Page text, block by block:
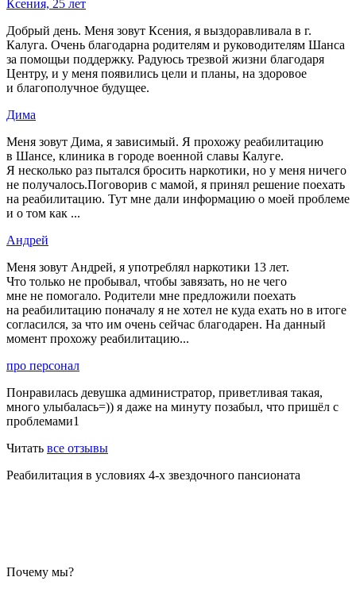
Ксения, 25 лет
Добрый день. Меня зовут Ксения, я выздоравливала в г.
Калуга. Очень благодарна родителям и руководителям Шанса
за помощьи поддержку. Радуюсь трезвой жизни благодаря
Центру, и у меня появились цели и планы, на здоровое
и благополучное будущее.
Дима
Меня зовут Дима, я зависимый. Я прохожу реабилитацию
в Шансе, клиника в городе военной славы Калуге.
Я несколько раз пытался бросить наркотики, но у меня ничего
не получалось.Поговорив с мамой, я принял решение поехать
на реабилитацию. Тут мне дали информацию о моей проблеме
и о том как ...
Андрей
Меня зовут Андрей, я употреблял наркотики 13 лет.
Что только не пробывал, чтобы завязать, но не чего
мне не помогало. Родители мне предложили поехать
на реабилитацию поначалу я не хотел не куда ехать но в итоге
согласился, за что им очень сейчас благодарен. На данный
момент прохожу реабилитацию...
про персонал
Понравилась девушка администратор, приветливая такая,
много улыбалась=)) я даже на минуту позабыл, что пришёл с
проблемами1
Читать все отзывы
Реабилитация в условиях 4-х звездочного пансионата
Почему мы?